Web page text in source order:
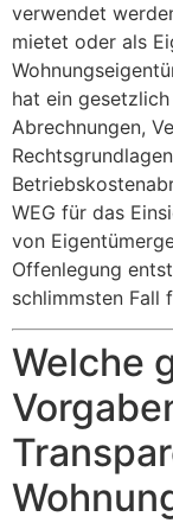
verwendet
mietet oder als
hat ein
Abrechnungen,
WEG für das
von
Offenlegung
schlimmsten Fall
Welche